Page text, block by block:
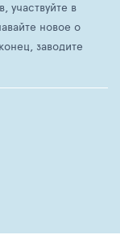
участвуйте в
новое о
заводите